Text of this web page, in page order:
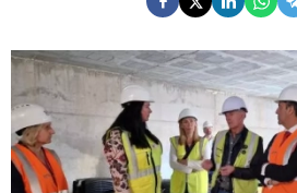
OPINIÓN
GALERÍAS
VÍDEOS
CONTACTAR